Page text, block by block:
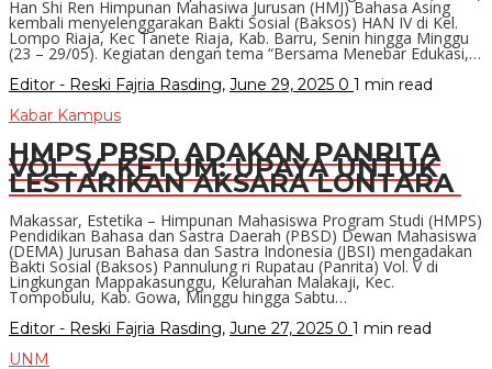
Han Shi Ren Himpunan Mahasiwa Jurusan (HMJ) Bahasa Asing
kembali menyelenggarakan Bakti Sosial (Baksos) HAN IV di Kel.
Lompo Riaja, Kec Tanete Riaja, Kab. Barru, Senin hingga Minggu
(23 – 29/05). Kegiatan dengan tema “Bersama Menebar Edukasi,…
Editor - Reski Fajria Rasding, June 29, 2025 0 1 min read
Kabar Kampus
HMPS PBSD ADAKAN PANRITA
VOL. V, KETUM: UPAYA UNTUK
LESTARIKAN AKSARA LONTARA
Makassar, Estetika – Himpunan Mahasiswa Program Studi (HMPS)
Pendidikan Bahasa dan Sastra Daerah (PBSD) Dewan Mahasiswa
(DEMA) Jurusan Bahasa dan Sastra Indonesia (JBSI) mengadakan
Bakti Sosial (Baksos) Pannulung ri Rupatau (Panrita) Vol. V di
Lingkungan Mappakasunggu, Kelurahan Malakaji, Kec.
Tompobulu, Kab. Gowa, Minggu hingga Sabtu…
Editor - Reski Fajria Rasding, June 27, 2025 0 1 min read
UNM